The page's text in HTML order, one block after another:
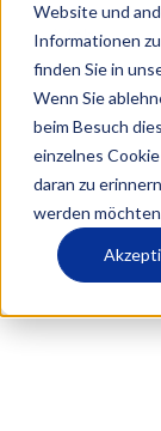
Website und
Informationen
finden Sie in
Wenn Sie
beim Besuch
einzelnes
daran zu
werden
Mehr